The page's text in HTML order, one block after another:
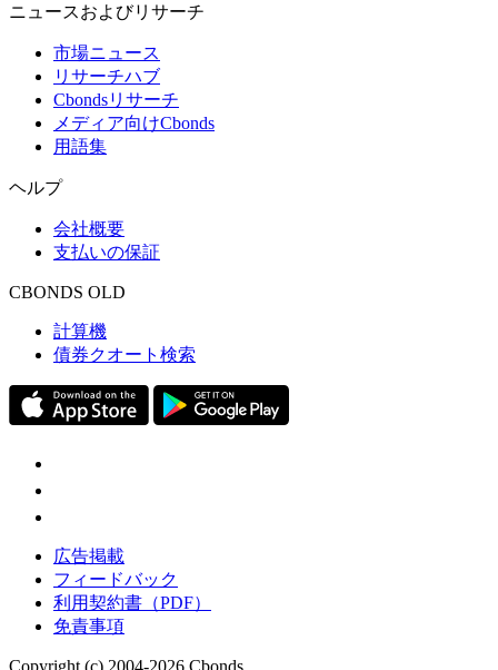
ニュースおよびリサーチ
市場ニュース
リサーチハブ
Cbondsリサーチ
メディア向けCbonds
用語集
ヘルプ
会社概要
支払いの保証
CBONDS OLD
計算機
債券クオート検索
広告掲載
フィードバック
利用契約書（PDF）
免責事項
Copyright (c) 2004-2026 Cbonds